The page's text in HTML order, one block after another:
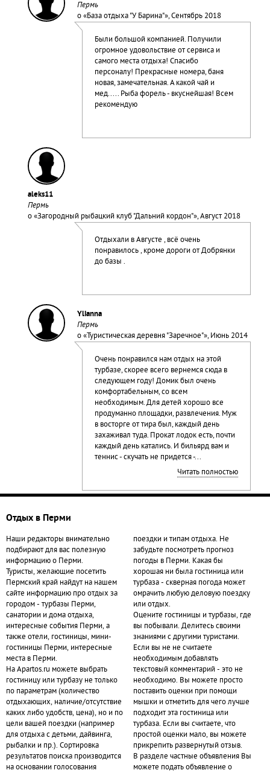
Пермь
о «База отдыха "У Барина"», Сентябрь 2018
Были большой компанией. Получили
огромное удовольствие от сервиса и
самого места отдыха! Спасибо
персоналу! Прекрасные номера, баня
новая, замечательная. А какой чай и
мед..... Рыба форель - вкуснейшая! Всем
рекомендую
aleks11
Пермь
о «Загородный рыбацкий клуб "Дальний кордон"», Август 2018
Отдыхали в Августе , всё очень
понравилось , кроме дороги от Добрянки
до базы .
Ylianna
Пермь
о «Туристическая деревня "Заречное"», Июнь 2014
Очень понравился нам отдых на этой
турбазе, скорее всего вернемся сюда в
следующем году! Домик был очень
комфортабельным, со всем
необходимым. Для детей хорошо все
продуманно площадки, развлечения. Муж
в восторге от тира был, каждый день
захаживал туда. Прокат лодок есть, почти
каждый день катались. И бильярд вам и
теннис - скучать не придется -...
Читать полностью
Отдых в Перми
Наши редакторы внимательно
подбирают для вас полезную
информацию о Перми.
Туристы, желающие посетить
Пермский край найдут на нашем
сайте информацию про отдых за
городом - турбазы Перми,
санатории и дома отдыха,
интересные события Перми, а
также отели, гостиницы, мини-
гостиницы Перми, интересные
места в Перми.
На Apartos.ru можете выбрать
гостиницу или турбазу не только
по параметрам (количество
отдыхающих, наличие/отсутствие
каких либо удобств, цена), но и по
цели вашей поездки (например
для отдыха с детьми, дайвинга,
рыбалки и пр.). Сортировка
результатов поиска производится
на основании голосования
поездки и типам отдыха. Не
забудьте посмотреть прогноз
погоды в Перми. Какая бы
хорошая ни была гостиница или
турбаза - скверная погода может
омрачить любую деловую поездку
или отдых.
Оцените гостиницы и турбазы, где
вы побывали. Делитесь своими
знаниями с другими туристами.
Если вы не не считаете
необходимым добавлять
текстовый комментарий - это не
необходимо. Вы можете просто
поставить оценки при помощи
мышки и отметить для чего лучше
подходит эта гостиница или
турбаза. Если вы считаете, что
простой оценки мало, вы можете
прикрепить развернутый отзыв.
В разделе частные объявления Вы
можете подать объявление о